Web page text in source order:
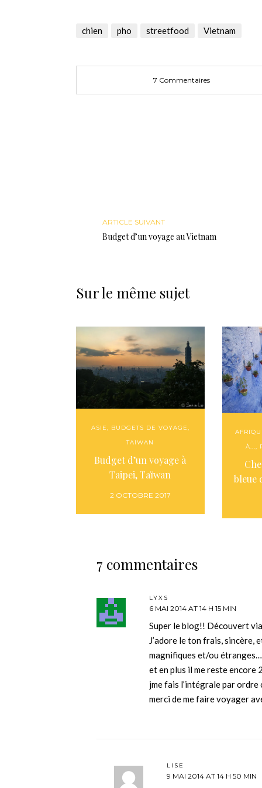
une
nouvelle
une
nouvelle
dans
chien pho streetfood Vietnam
7 Commentaires
ARTICLE SUIVANT
Budget d’un voyage au Vietnam
Sur le même sujet
ASIE, BUDGETS DE VOYAGE,
TAÏWAN
Budget d’un voyage à
Taipei, Taïwan
2 OCTOBRE 2017
À...,
bleue
7 commentaires
LYXS
6 MAI 2014 AT 14 H 15 MIN
Super le blog!! Découvert
J’adore le ton frais, sincère,
magnifiques et/ou étranges…
et en plus il me reste encore
jme fais l’intégrale par
merci de me faire voyager
LISE
9 MAI 2014 AT 14 H 50 MIN